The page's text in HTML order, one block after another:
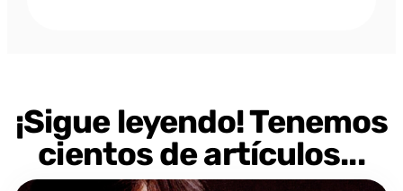
¡Sigue leyendo! Tenemos
cientos de artículos...